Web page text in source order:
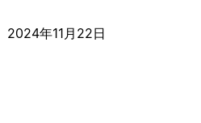
2024年11月22日